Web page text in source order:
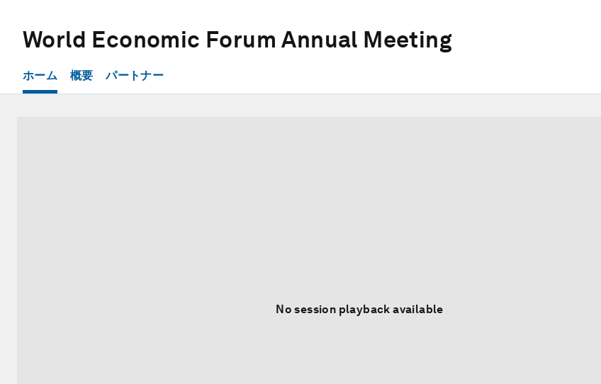
World Economic Forum Annual Meeting
ホーム 概要 パートナー
No session playback available